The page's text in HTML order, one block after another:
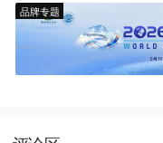
品牌专题